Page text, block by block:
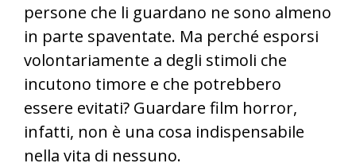
persone che li guardano ne sono almeno
in parte spaventate. Ma perché esporsi
volontariamente a degli stimoli che
incutono timore e che potrebbero
essere evitati? Guardare film horror,
infatti, non è una cosa indispensabile
nella vita di nessuno.